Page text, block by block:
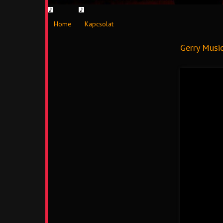
Home Kapcsolat
Gerry